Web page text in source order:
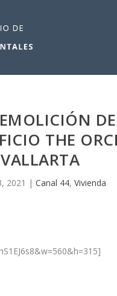
THE
VALLARTA
2021 |Canal 44,Vivienda